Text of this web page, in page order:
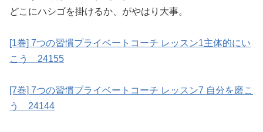
どこにハシゴを掛けるか、がやはり大事。
[1巻] 7つの習慣プライベートコーチ レッスン1主体的にい
こう 24155
[7巻] 7つの習慣プライベートコーチ レッスン7 自分を磨こ
う 24144